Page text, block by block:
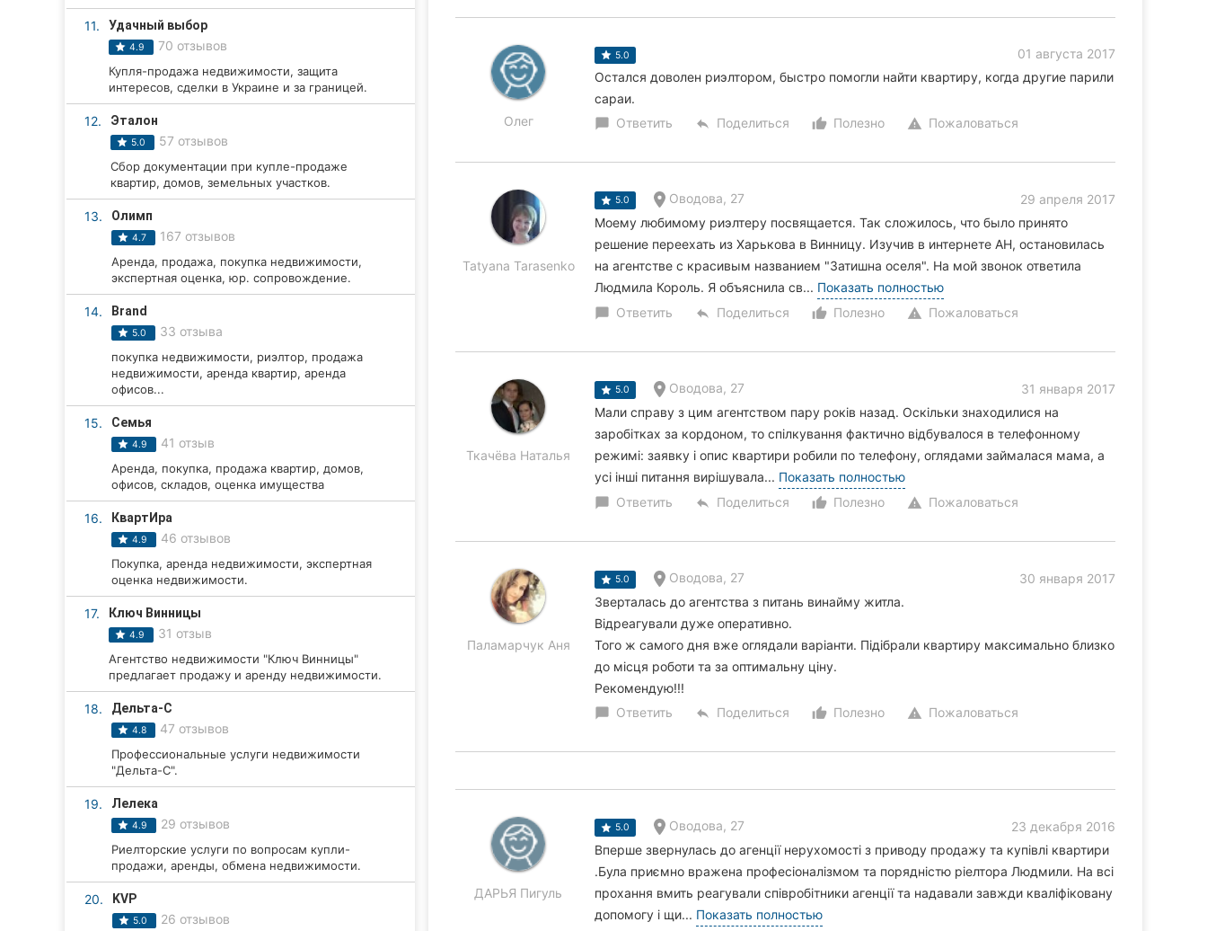
Луцк
11. Удачный выбор
4.9 70 отзывов
Купля-продажа недвижимости, защита
интересов, сделки в Украине и за границей.
12. Эталон
5.0 57 отзывов
Сбор документации при купле-продаже
квартир, домов, земельных участков.
13. Олимп
4.7 167 отзывов
Аренда, продажа, покупка недвижимости,
экспертная оценка, юр. сопровождение.
14. Brand
5.0 33 отзыва
покупка недвижимости, риэлтор, продажа
недвижимости, аренда квартир, аренда
офисов...
15. Семья
4.9 41 отзыв
Аренда, покупка, продажа квартир, домов,
офисов, складов, оценка имущества
16. КвартИра
4.9 46 отзывов
Покупка, аренда недвижимости, экспертная
оценка недвижимости.
17. Ключ Винницы
4.9 31 отзыв
Агентство недвижимости "Ключ Винницы"
предлагает продажу и аренду недвижимости.
18. Дельта-С
4.8 47 отзывов
Профессиональные услуги недвижимости
"Дельта-С".
19. Лелека
4.9 29 отзывов
Риелторские услуги по вопросам купли-
продажи, аренды, обмена недвижимости.
20. KVP
5.0 26 отзывов
Олег
5.0
01 августа 2017
Остался доволен риэлтором, быстро помогли найти квартиру, когда другие парили
сараи.
chat_bubble Ответить reply Поделиться thumb_up_alt
Полезно warning Пожаловаться
Tatyana Tarasenko
5.0 Оводова, 27
29 апреля 2017
Моему любимому риэлтеру посвящается. Так сложилось, что было принято
решение переехать из Харькова в Винницу. Изучив в интернете АН, остановилась
на агентстве с красивым названием "Затишна оселя". На мой звонок ответила
Людмила Король. Я объяснила св... Показать полностью
chat_bubble Ответить reply Поделиться thumb_up_alt
Полезно warning Пожаловаться
Ткачёва Наталья
5.0 Оводова, 27
31 января 2017
Мали справу з цим агентством пару років назад. Оскільки знаходилися на
заробітках за кордоном, то спілкування фактично відбувалося в телефонному
режимі: заявку і опис квартири робили по телефону, оглядами займалася мама, а
усі інші питання вирішувала... Показать полностью
chat_bubble Ответить reply Поделиться thumb_up_alt
Полезно warning Пожаловаться
Паламарчук Аня
5.0 Оводова, 27
30 января 2017
Зверталась до агентства з питань винайму житла.
Відреагували дуже оперативно.
Того ж самого дня вже оглядали варіанти. Підібрали квартиру максимально близко
до місця роботи та за оптимальну ціну.
Рекомендую!!!
chat_bubble Ответить reply Поделиться thumb_up_alt
Полезно warning Пожаловаться
ДАРЬЯ Пигуль
5.0 Оводова, 27
23 декабря 2016
Вперше звернулась до агенції нерухомості з приводу продажу та купівлі квартири
.Була приємно вражена професіоналізмом та порядністю ріелтора Людмили. На всі
прохання вмить реагували співробітники агенції та надавали завжди кваліфіковану
допомогу і щи... Показать полностью